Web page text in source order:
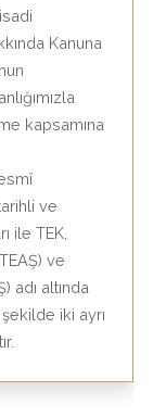
Kanuna
kapsamına
ve
ile TEK,
ve
adı altında
iki ayrı